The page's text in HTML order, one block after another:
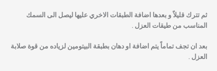
ثم تترك قليلاً و بعدها اضافة الطبقات الاخري عليها ليصل الى السمك
المناسب من طيقات العزل .
بعد ان تجف تماماً يتم اضافة او دهان بطبقة البيتومين لزياده من قوة صلابة
العزل .